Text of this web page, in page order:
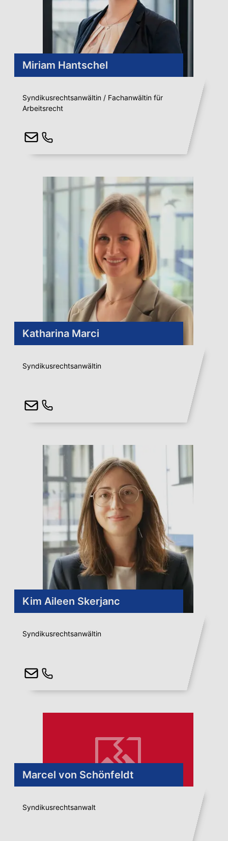
Miriam Hantschel
Syndikusrechtsanwältin / Fachanwältin für
Arbeitsrecht
Katharina Marci
Syndikusrechtsanwältin
Kim Aileen Skerjanc
Syndikusrechtsanwältin
Marcel von Schönfeldt
Syndikusrechtsanwalt